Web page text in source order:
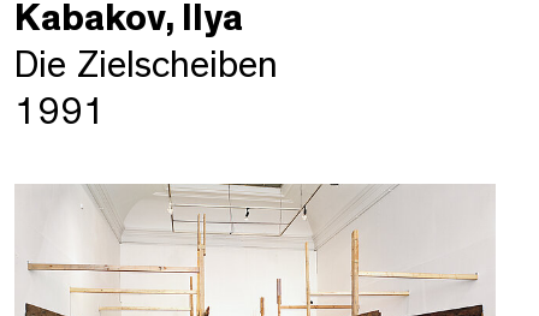
Kabakov, Ilya
Die Zielscheiben
1991